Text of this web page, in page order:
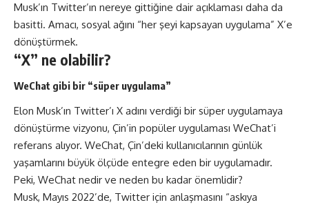
Musk’ın Twitter’ın nereye gittiğine dair açıklaması daha da
basitti. Amacı, sosyal ağını “her şeyi kapsayan uygulama” X’e
dönüştürmek.
“X” ne olabilir?
WeChat gibi bir “süper uygulama”
Elon Musk’ın Twitter’ı X adını verdiği bir süper uygulamaya
dönüştürme vizyonu, Çin’in popüler uygulaması WeChat’i
referans alıyor. WeChat, Çin’deki kullanıcılarının günlük
yaşamlarını büyük ölçüde entegre eden bir uygulamadır.
Peki, WeChat nedir ve neden bu kadar önemlidir?
Musk, Mayıs 2022’de, Twitter için anlaşmasını “askıya